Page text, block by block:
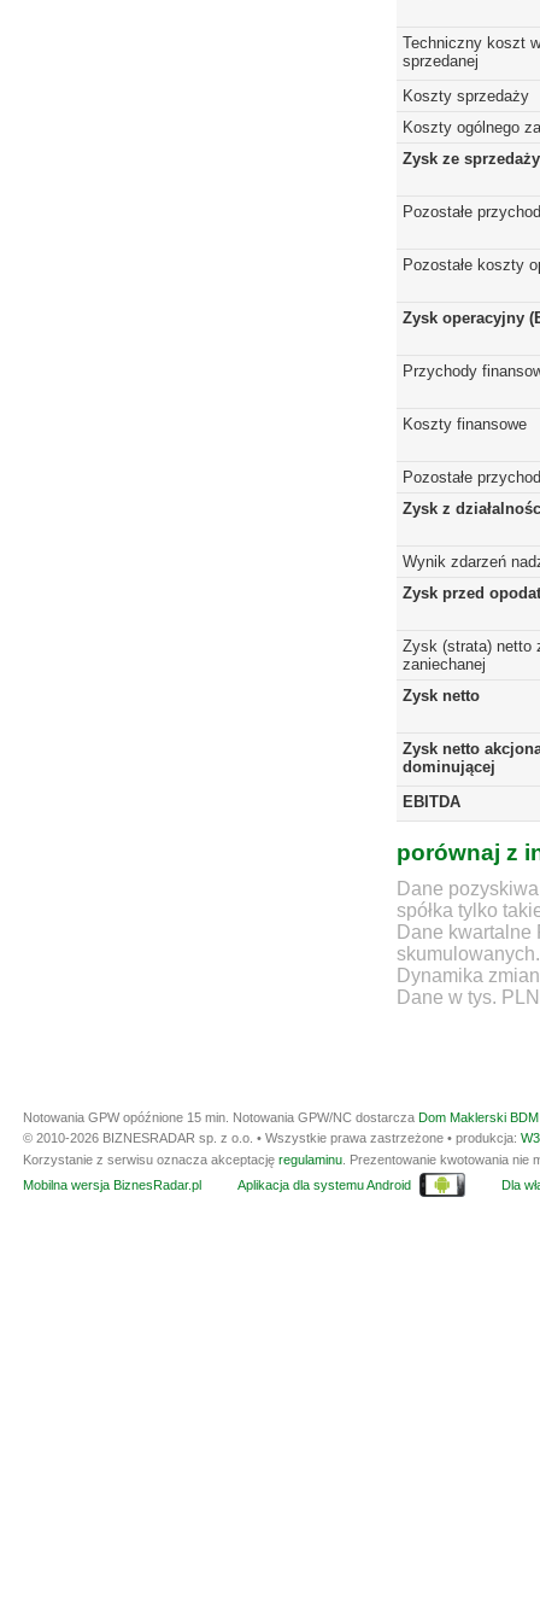
Techniczny koszt
sprzedanej
Koszty sprzedaży
Koszty ogólnego
Zysk ze sprzedaży
Pozostałe
Pozostałe koszty
Zysk operacyjny
Przychody
Koszty finansowe
Pozostałe
Zysk z
Wynik zdarzeń
Zysk przed
Zysk (strata) netto
zaniechanej
Zysk netto
Zysk netto
dominującej
EBITDA
porównaj z
Dane
spółka tylko
Dane
skumulowanych.
Dynamika
Dane w tys. PLN
Notowania GPW opóźnione 15 min. Notowania GPW/NC dostarcza Dom Maklerski
© 2010-2026 BIZNESRADAR sp. z o.o. • Wszystkie prawa zastrzeżone • produkcja:
Korzystanie z serwisu oznacza akceptację regulaminu . Prezentowanie kwotowania
Mobilna wersja BiznesRadar.pl
Aplikacja dla systemu Android Dla